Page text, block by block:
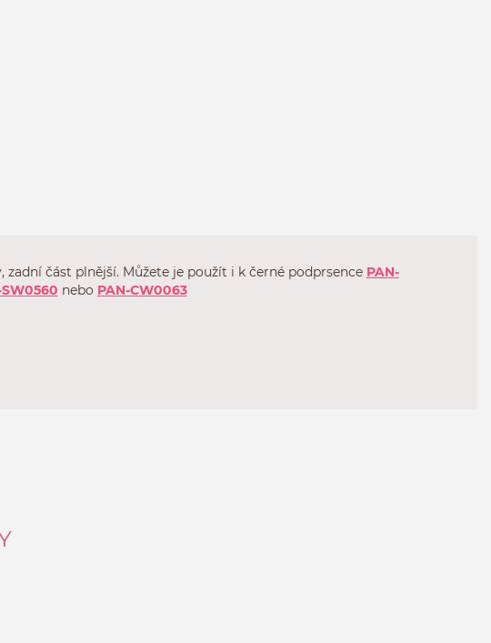
část plnější. Můžete je použít i k černé podprsence PAN-
SW0560 nebo PAN-CW0063